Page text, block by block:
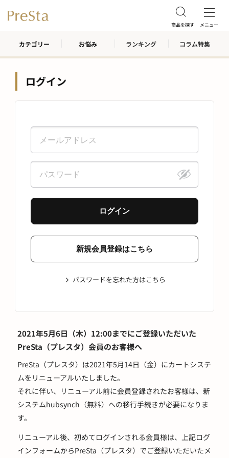
商品を探す メニュー
カテゴリー お悩み ランキング コラム特集
ログイン
パスワードを忘れた方はこちら
2021年5月6日（木）12:00までにご登録いただいた
PreSta（プレスタ）会員のお客様へ
PreSta（プレスタ）は2021年5月14日（金）にカートシステ
ムをリニューアルいたしました。
それに伴い、リニューアル前に会員登録されたお客様は、新
システムhubsynch（無料）への移行手続きが必要になりま
す。
リニューアル後、初めてログインされる会員様は、上記ログ
インフォームからPreSta（プレスタ）でご登録いただいたメ